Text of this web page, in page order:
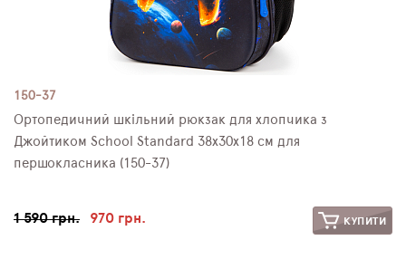
150-37
Ортопедичний шкільний рюкзак для хлопчика з
Джойтиком School Standard 38х30х18 см для
першокласника (150-37)
1 590 грн. 970 грн. КУПИТИ